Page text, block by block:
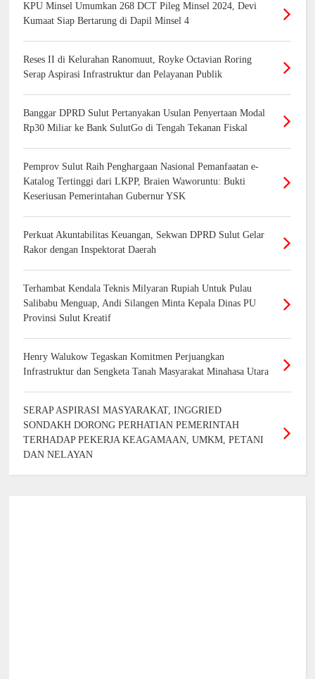
KPU Minsel Umumkan 268 DCT Pileg Minsel 2024, Devi
Kumaat Siap Bertarung di Dapil Minsel 4
Reses II di Kelurahan Ranomuut, Royke Octavian Roring
Serap Aspirasi Infrastruktur dan Pelayanan Publik
Banggar DPRD Sulut Pertanyakan Usulan Penyertaan Modal
Rp30 Miliar ke Bank SulutGo di Tengah Tekanan Fiskal
Pemprov Sulut Raih Penghargaan Nasional Pemanfaatan e-
Katalog Tertinggi dari LKPP, Braien Waworuntu: Bukti
Keseriusan Pemerintahan Gubernur YSK
Perkuat Akuntabilitas Keuangan, Sekwan DPRD Sulut Gelar
Rakor dengan Inspektorat Daerah
Terhambat Kendala Teknis Milyaran Rupiah Untuk Pulau
Salibabu Menguap, Andi Silangen Minta Kepala Dinas PU
Provinsi Sulut Kreatif
Henry Walukow Tegaskan Komitmen Perjuangkan
Infrastruktur dan Sengketa Tanah Masyarakat Minahasa Utara
SERAP ASPIRASI MASYARAKAT, INGGRIED
SONDAKH DORONG PERHATIAN PEMERINTAH
TERHADAP PEKERJA KEAGAMAAN, UMKM, PETANI
DAN NELAYAN